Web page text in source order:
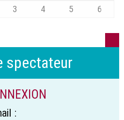
3 4 5 6
spectateur
: